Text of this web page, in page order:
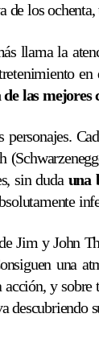
de los ochenta,
llama la
de las mejores
personajes.
sin duda una
Jim y John
una
y sobre
descubriendo